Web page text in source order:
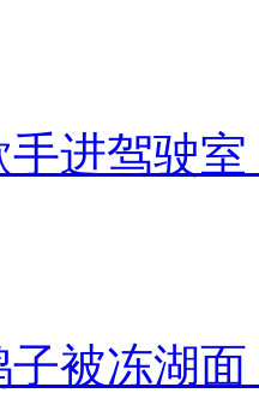
进驾驶
子被冻湖